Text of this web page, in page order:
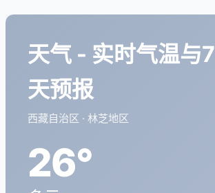
天气 - 实时气温与7
天预报
西藏自治区 · 林芝地区
26°